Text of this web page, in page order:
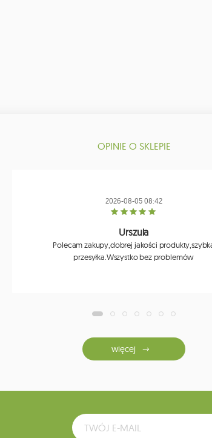
OPINIE O SKLEPIE
2026-08-05 08:42
Urszula
Polecam zakupy,dobrej jakości
przesyłka.Wszystko bez problemów
więcej